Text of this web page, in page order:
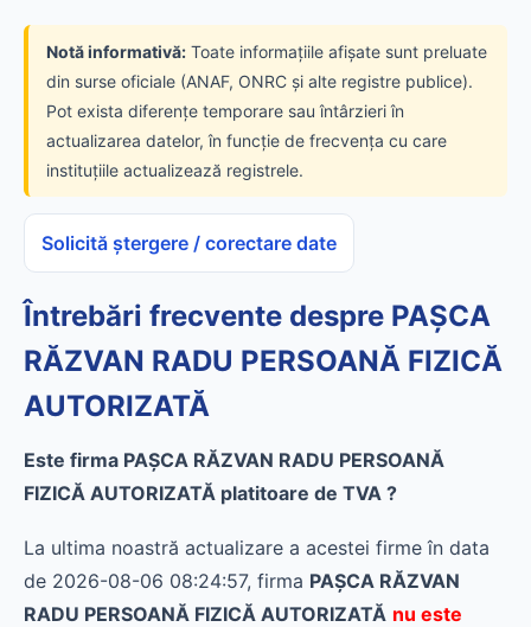
Notă informativă: Toate informațiile afișate sunt preluate
din surse oficiale (ANAF, ONRC și alte registre publice).
Pot exista diferențe temporare sau întârzieri în
actualizarea datelor, în funcție de frecvența cu care
instituțiile actualizează registrele.
Solicită ștergere / corectare date
Întrebări frecvente despre PAŞCA
RĂZVAN RADU PERSOANĂ FIZICĂ
AUTORIZATĂ
Este firma PAŞCA RĂZVAN RADU PERSOANĂ
FIZICĂ AUTORIZATĂ platitoare de TVA ?
La ultima noastră actualizare a acestei firme în data
de 2026-08-06 08:24:57, firma PAŞCA RĂZVAN
RADU PERSOANĂ FIZICĂ AUTORIZATĂ nu este